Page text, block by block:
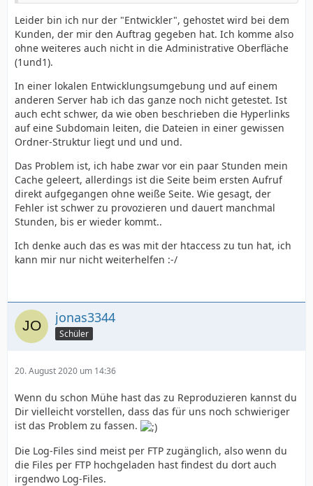
- Funktioniert es auf einem anderen Server (z.b. in einer
lokalen Entwicklungsumgebung)?
- In den Dev-Tools hast du einen Reiter Network (oder
Netzwerk). Dort siehst du an sich was passiert. Oder
halt eben nicht passiert. Versuch Dich mal einzulesen.
- Zugriff auf die Log-Files ist elementar, eigentlich
solltest du auf allen Servern Zugriff darauf haben,
versuch herauszufinden wo die liegen.
Wäre der Fehler im Script und würde der Request beim
ersten Aufruf bereits bei Deiner index.php landen gäbe
es a) einen Fehler oder b) einen Abbruch nach der
max_execution_time (zumeist 30s), daher denke ich er
bleibt vorher hängen. Weshalb kann ich Dir mit diesen
Infos nicht beantworten.
Leider bin ich nur der "Entwickler", gehostet wird bei dem
Kunden, der mir den Auftrag gegeben hat. Ich komme also
ohne weiteres auch nicht in die Administrative Oberfläche
(1und1).
In einer lokalen Entwicklungsumgebung und auf einem
anderen Server hab ich das ganze noch nicht getestet. Ist
auch echt schwer, da wie oben beschrieben die Hyperlinks
auf eine Subdomain leiten, die Dateien in einer gewissen
Ordner-Struktur liegt und und und.
Das Problem ist, ich habe zwar vor ein paar Stunden mein
Cache geleert, allerdings ist die Seite beim ersten Aufruf
direkt aufgegangen ohne weiße Seite. Wie gesagt, der
Fehler ist schwer zu provozieren und dauert manchmal
Stunden, bis er wieder kommt..
Ich denke auch das es was mit der htaccess zu tun hat, ich
kann mir nur nicht weiterhelfen :-/
jonas3344
Schüler
20. August 2020 um 14:36
Wenn du schon Mühe hast das zu Reproduzieren kannst du
Dir vielleicht vorstellen, dass das für uns noch schwieriger
ist das Problem zu fassen.
Die Log-Files sind meist per FTP zugänglich, also wenn du
die Files per FTP hochgeladen hast findest du dort auch
irgendwo Log-Files.